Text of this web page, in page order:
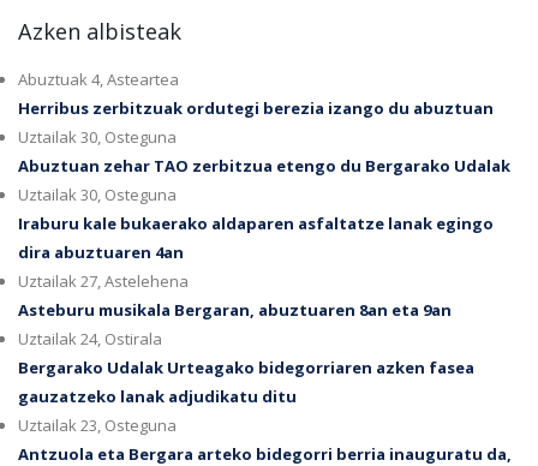
Azken albisteak
Abuztuak 4, Asteartea
Herribus zerbitzuak ordutegi berezia izango du abuztuan
Uztailak 30, Osteguna
Abuztuan zehar TAO zerbitzua etengo du Bergarako Udalak
Uztailak 30, Osteguna
Iraburu kale bukaerako aldaparen asfaltatze lanak egingo
dira abuztuaren 4an
Uztailak 27, Astelehena
Asteburu musikala Bergaran, abuztuaren 8an eta 9an
Uztailak 24, Ostirala
Bergarako Udalak Urteagako bidegorriaren azken fasea
gauzatzeko lanak adjudikatu ditu
Uztailak 23, Osteguna
Antzuola eta Bergara arteko bidegorri berria inauguratu da,